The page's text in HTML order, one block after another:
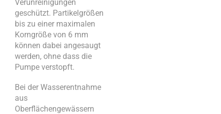
Verunreinigungen
geschützt. Partikelgrößen
bis zu einer maximalen
Korngröße von 6 mm
können dabei angesaugt
werden, ohne dass die
Pumpe verstopft.
Bei der Wasserentnahme
aus
Oberflächengewässern